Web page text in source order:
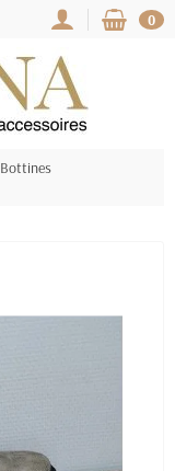
0
Bottines